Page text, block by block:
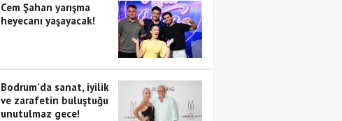
Cem Şahan yarışma
heyecanı yaşayacak!
Bodrum’da sanat, iyilik
ve zarafetin buluştuğu
unutulmaz gece!